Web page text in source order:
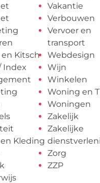
Kitsch
Index
Kleding
Vakantie
Verbouwen
Vervoer en
transport
Webdesign
Wijn
Winkelen
Woning en
Woningen
Zakelijk
Zakelijke
Zorg
ZZP